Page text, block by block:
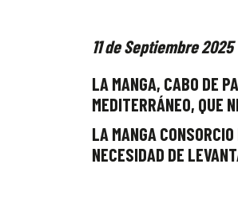
11 de Septiembre 2025
LA MANGA, CABO DE
MEDITERRÁNEO, QUE
LA MANGA
NECESIDAD DE